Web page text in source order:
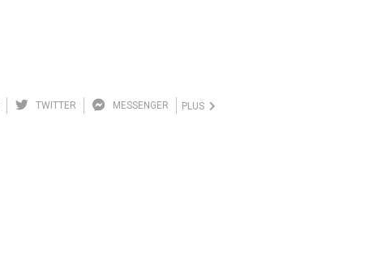
TWITTER MESSENGER PLUS